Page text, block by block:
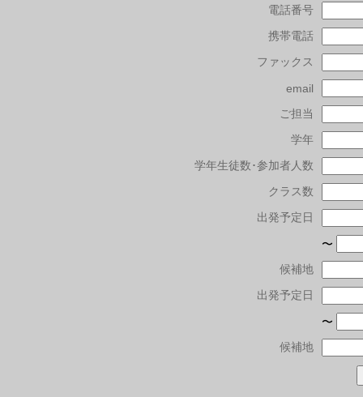
電話番号
携帯電話
ファックス
email
ご担当
学年
学年生徒数･参加者人数
クラス数
出発予定日
〜
候補地
出発予定日
〜
候補地